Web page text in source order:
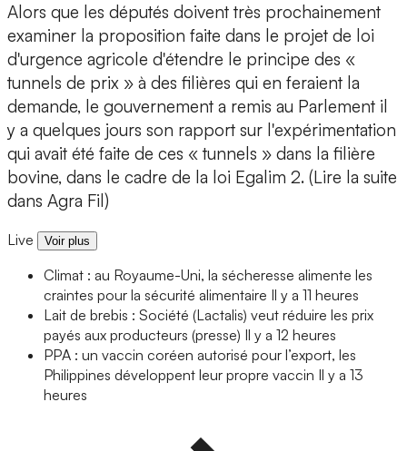
Alors que les députés doivent très prochainement
examiner la proposition faite dans le projet de loi
d'urgence agricole d'étendre le principe des «
tunnels de prix » à des filières qui en feraient la
demande, le gouvernement a remis au Parlement il
y a quelques jours son rapport sur l'expérimentation
qui avait été faite de ces « tunnels » dans la filière
bovine, dans le cadre de la loi Egalim 2. (Lire la suite
dans Agra Fil)
Live Voir plus
Climat : au Royaume-Uni, la sécheresse alimente les
craintes pour la sécurité alimentaire Il y a 11 heures
Lait de brebis : Société (Lactalis) veut réduire les prix
payés aux producteurs (presse) Il y a 12 heures
PPA : un vaccin coréen autorisé pour l’export, les
Philippines développent leur propre vaccin Il y a 13
heures